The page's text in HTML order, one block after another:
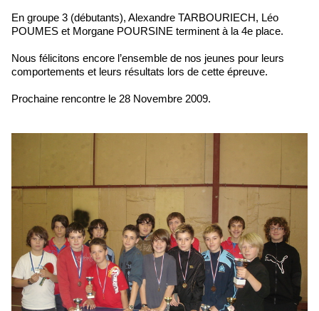
En groupe 3 (débutants), Alexandre TARBOURIECH, Léo
POUMES et Morgane POURSINE terminent à la 4e place.
Nous félicitons encore l’ensemble de nos jeunes pour leurs
comportements et leurs résultats lors de cette épreuve.
Prochaine rencontre le 28 Novembre 2009.